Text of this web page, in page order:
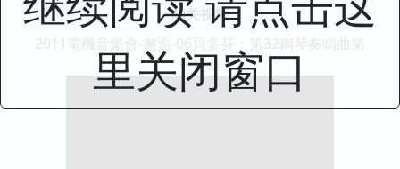
相关视频
2011電機音樂會-邂逅-06貝多芬：第32鋼琴奏鳴曲第
一樂章
里关闭窗口